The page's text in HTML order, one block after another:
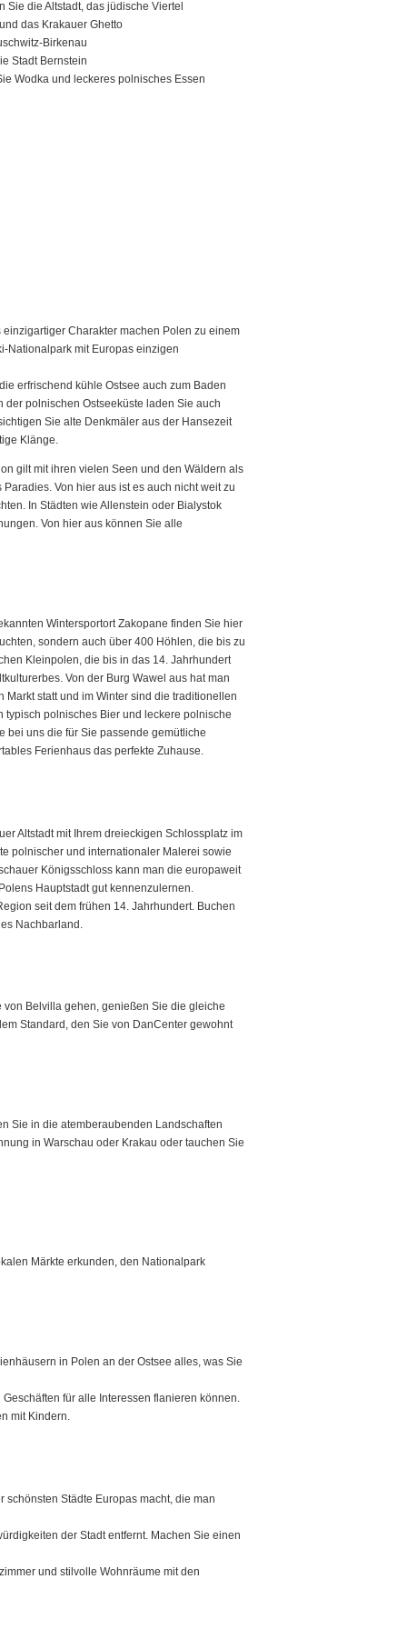
Sie die Altstadt, das jüdische Viertel
das Krakauer Ghetto
Birkenau
Stadt Bernstein
Wodka und leckeres polnisches Essen
Charakter machen Polen zu einem
Nationalpark mit Europas einzigen
erfrischend kühle Ostsee auch zum Baden
der polnischen Ostseeküste laden Sie auch
Sie alte Denkmäler aus der Hansezeit
Klänge.
gilt mit ihren vielen Seen und den Wäldern als
Von hier aus ist es auch nicht weit zu
In Städten wie Allenstein oder Bialystok
Von hier aus können Sie alle
Wintersportort Zakopane finden Sie hier
sondern auch über 400 Höhlen, die bis zu
Kleinpolen, die bis in das 14. Jahrhundert
Von der Burg Wawel aus hat man
statt und im Winter sind die traditionellen
polnisches Bier und leckere polnische
bei uns die für Sie passende gemütliche
Ferienhaus das perfekte Zuhause.
Altstadt mit Ihrem dreieckigen Schlossplatz im
polnischer und internationaler Malerei sowie
Königsschloss kann man die europaweit
Hauptstadt gut kennenzulernen.
seit dem frühen 14. Jahrhundert. Buchen
Nachbarland.
Belvilla gehen, genießen Sie die gleiche
Standard, den Sie von DanCenter gewohnt
Sie in die atemberaubenden Landschaften
in Warschau oder Krakau oder tauchen Sie
Märkte erkunden, den Nationalpark
in Polen an der Ostsee alles, was Sie
für alle Interessen flanieren können.
mit Kindern.
Städte Europas macht, die man
der Stadt entfernt. Machen Sie einen
und stilvolle Wohnräume mit den